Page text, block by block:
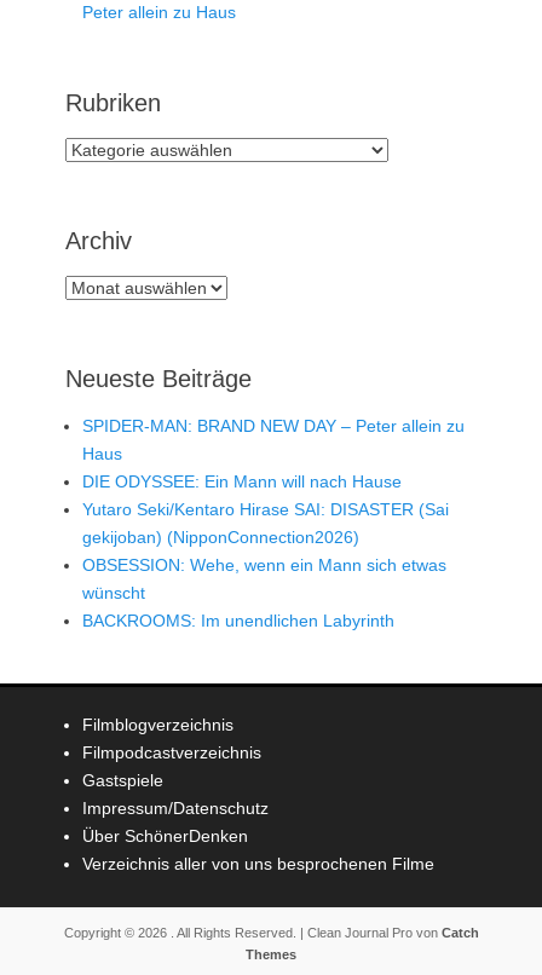
Peter allein zu Haus
Rubriken
Rubriken
Archiv
Archiv
Neueste Beiträge
SPIDER-MAN: BRAND NEW DAY – Peter allein zu
Haus
DIE ODYSSEE: Ein Mann will nach Hause
Yutaro Seki/Kentaro Hirase SAI: DISASTER (Sai
gekijoban) (NipponConnection2026)
OBSESSION: Wehe, wenn ein Mann sich etwas
wünscht
BACKROOMS: Im unendlichen Labyrinth
Filmblogverzeichnis
Filmpodcastverzeichnis
Gastspiele
Impressum/Datenschutz
Über SchönerDenken
Verzeichnis aller von uns besprochenen Filme
Copyright © 2026 . All Rights Reserved. | Clean Journal Pro von Catch
Themes